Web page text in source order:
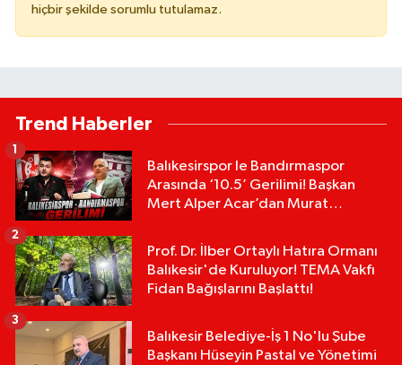
hiçbir şekilde sorumlu tutulamaz.
Trend Haberler
Balıkesirspor le Bandırmaspor
Arasında ‘10.5’ Gerilimi! Başkan
Mert Alper Acar’dan Murat
1
Prof. Dr. İlber Ortaylı Hatıra Ormanı
Balıkesir'de Kuruluyor! TEMA Vakfı
Fidan Bağışlarını Başlattı!
2
Balıkesir Belediye-İş 1 No'lu Şube
Başkanı Hüseyin Pastal ve Yönetimi
3